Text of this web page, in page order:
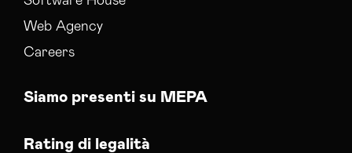
Web Agency
Careers
Siamo presenti su MEPA
Rating di legalità